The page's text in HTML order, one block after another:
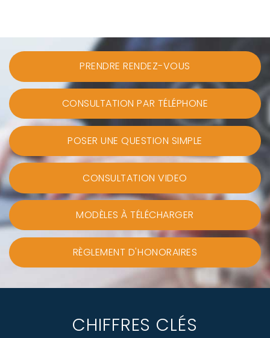
PRENDRE RENDEZ-VOUS
CONSULTATION PAR TÉLÉPHONE
POSER UNE QUESTION SIMPLE
CONSULTATION VIDEO
MODÈLES À TÉLÉCHARGER
RÈGLEMENT D'HONORAIRES
CHIFFRES CLÉS